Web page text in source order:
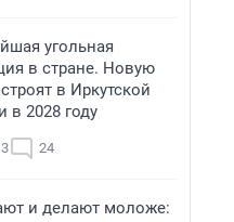
угольная
в стране. Новую
в Иркутской
в 2028 году
24
и делают моложе: